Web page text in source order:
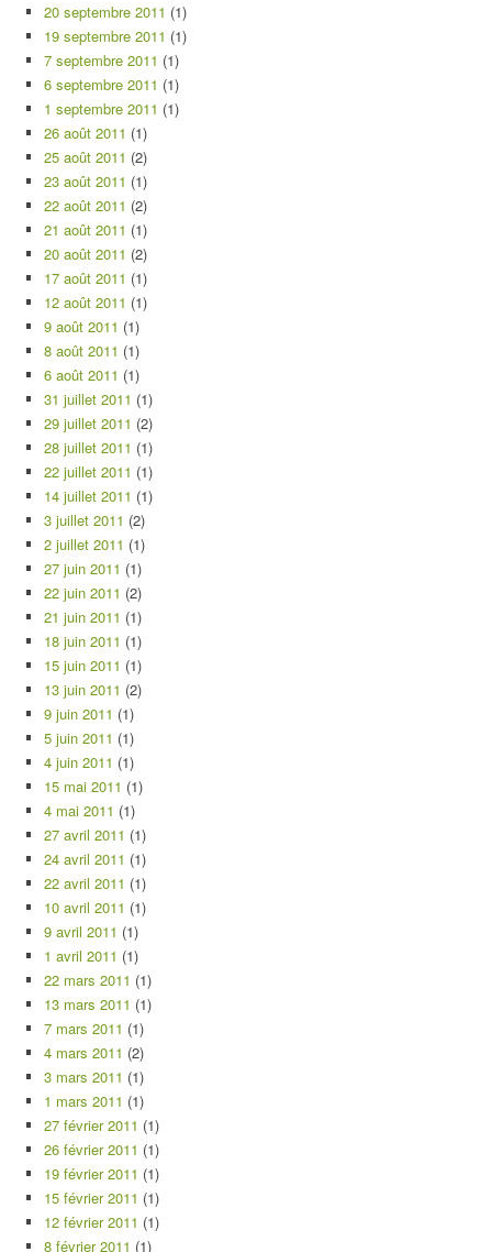
20 septembre 2011 (1)
19 septembre 2011 (1)
7 septembre 2011 (1)
6 septembre 2011 (1)
1 septembre 2011 (1)
26 août 2011 (1)
25 août 2011 (2)
23 août 2011 (1)
22 août 2011 (2)
21 août 2011 (1)
20 août 2011 (2)
17 août 2011 (1)
12 août 2011 (1)
9 août 2011 (1)
8 août 2011 (1)
6 août 2011 (1)
31 juillet 2011 (1)
29 juillet 2011 (2)
28 juillet 2011 (1)
22 juillet 2011 (1)
14 juillet 2011 (1)
3 juillet 2011 (2)
2 juillet 2011 (1)
27 juin 2011 (1)
22 juin 2011 (2)
21 juin 2011 (1)
18 juin 2011 (1)
15 juin 2011 (1)
13 juin 2011 (2)
9 juin 2011 (1)
5 juin 2011 (1)
4 juin 2011 (1)
15 mai 2011 (1)
4 mai 2011 (1)
27 avril 2011 (1)
24 avril 2011 (1)
22 avril 2011 (1)
10 avril 2011 (1)
9 avril 2011 (1)
1 avril 2011 (1)
22 mars 2011 (1)
13 mars 2011 (1)
7 mars 2011 (1)
4 mars 2011 (2)
3 mars 2011 (1)
1 mars 2011 (1)
27 février 2011 (1)
26 février 2011 (1)
19 février 2011 (1)
15 février 2011 (1)
12 février 2011 (1)
8 février 2011 (1)